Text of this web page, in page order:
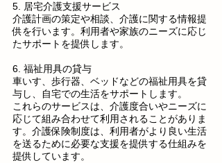
5. 居宅介護支援サービス
介護計画の策定や相談、介護に関する情報提
供を行います。利用者や家族のニーズに応じ
たサポートを提供します。
6. 福祉用具の貸与
車いす、歩行器、ベッドなどの福祉用具を貸
与し、自宅での生活をサポートします。
これらのサービスは、介護度合いやニーズに
応じて組み合わせて利用されることがありま
す。介護保険制度は、利用者がより良い生活
を送るために必要な支援を提供する仕組みを
提供しています。